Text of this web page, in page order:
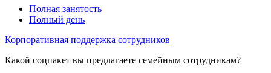
Полная занятость
Полный день
Корпоративная поддержка сотрудников
Какой соцпакет вы предлагаете семейным сотрудникам?